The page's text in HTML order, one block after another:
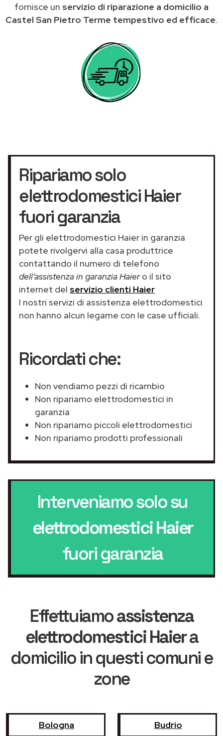
fornisce un servizio di riparazione a domicilio a
Castel San Pietro Terme tempestivo ed efficace.
Ripariamo solo
elettrodomestici Haier
fuori garanzia
Per gli elettrodomestici Haier in garanzia
potete rivolgervi alla casa produttrice
contattando il numero di telefono
dell’assistenza in garanzia Haiero il sito
internet del servizio clienti Haier
I nostri servizi di assistenza elettrodomestici
non hanno alcun legame con le case ufficiali.
Ricordati che:
Non vendiamo pezzi di ricambio
Non ripariamo elettrodomestici in
garanzia
Non ripariamo piccoli elettrodomestici
Non ripariamo prodotti professionali
Interveniamo solo su
elettrodomestici Haier
fuori garanzia
Effettuiamoassistenza
elettrodomestici Haiera
domicilio in questi comuni e
zone
Bologna Budrio